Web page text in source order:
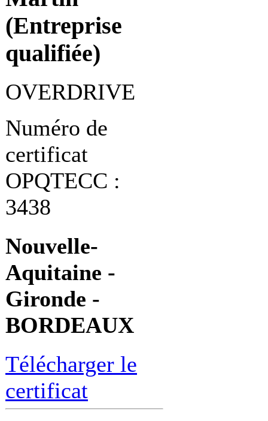
(Entreprise
qualifiée)
OVERDRIVE
Numéro de
certificat
OPQTECC :
3438
Nouvelle-
Aquitaine -
Gironde -
BORDEAUX
Télécharger le
certificat